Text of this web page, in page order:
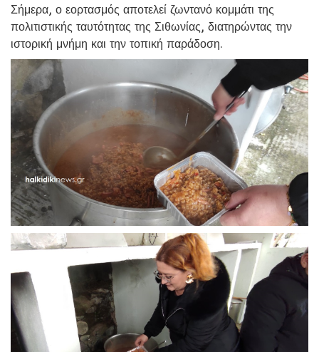
Σήμερα, ο εορτασμός αποτελεί ζωντανό κομμάτι της
πολιτιστικής ταυτότητας της Σιθωνίας, διατηρώντας την
ιστορική μνήμη και την τοπική παράδοση.